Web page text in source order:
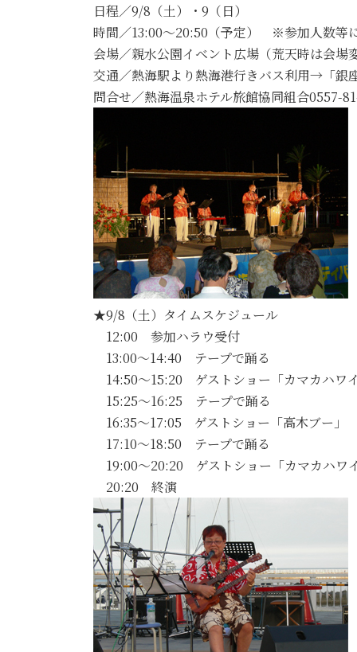
日程／9/8（土）・9（日）
時間／13:00～20:50（予定） ※参加人数等
会場／親水公園イベント広場（荒天時は会場
交通／熱海駅より熱海港行きバス利用→「銀
問合せ／熱海温泉ホテル旅館協同組合0557-
★9/8（土）タイムスケジュール
12:00 参加ハラウ受付
13:00～14:40 テープで踊る
14:50～15:20 ゲストショー「カマカハワイ
15:25～16:25 テープで踊る
16:35～17:05 ゲストショー「高木ブー」
17:10～18:50 テープで踊る
19:00～20:20 ゲストショー「カマカハワイ
20:20 終演